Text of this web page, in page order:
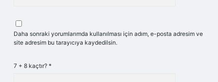
Daha sonraki yorumlarımda kullanılması için adım, e-posta adresim ve
site adresim bu tarayıcıya kaydedilsin.
7 + 8 kaçtır? *